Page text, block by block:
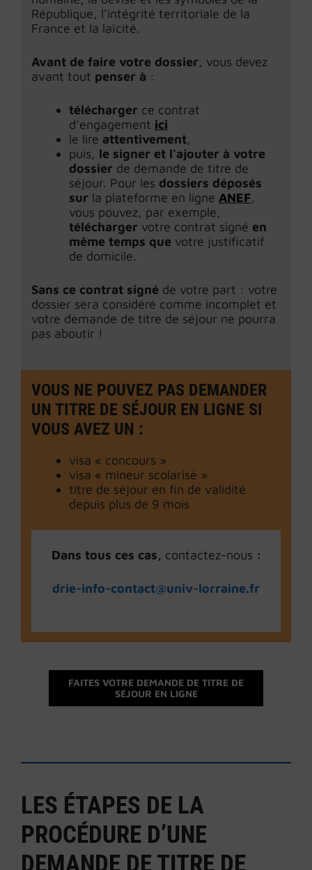
République, l’intégrité territoriale de la
France et la laïcité.
Avant de faire votre dossier, vous devez
avant tout penser à :
télécharger ce contrat
d’engagement ici
le lire attentivement,
puis, le signer et l’ajouter à votre
dossier de demande de titre de
séjour. Pour les dossiers déposés
sur la plateforme en ligne ANEF,
vous pouvez, par exemple,
télécharger votre contrat signé en
même temps que votre justificatif
de domicile.
Sans ce contrat signé de votre part : votre
dossier sera considéré comme incomplet et
votre demande de titre de séjour ne pourra
pas aboutir !
VOUS NE POUVEZ PAS DEMANDER
UN TITRE DE SÉJOUR EN LIGNE SI
VOUS AVEZ UN :
visa « concours »
visa « mineur scolarisé »
titre de séjour en fin de validité
depuis plus de 9 mois
Dans tous ces cas, contactez-nous :
drie-info-contact@univ-lorraine.fr
FAITES VOTRE DEMANDE DE TITRE DE
SÉJOUR EN LIGNE
LES ÉTAPES DE LA
PROCÉDURE D’UNE